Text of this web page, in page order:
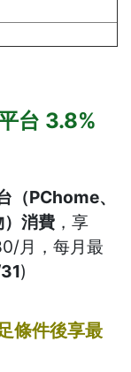
台 3.8%
（PChome、
消費 ，享
月，每月最
)
條件後享最